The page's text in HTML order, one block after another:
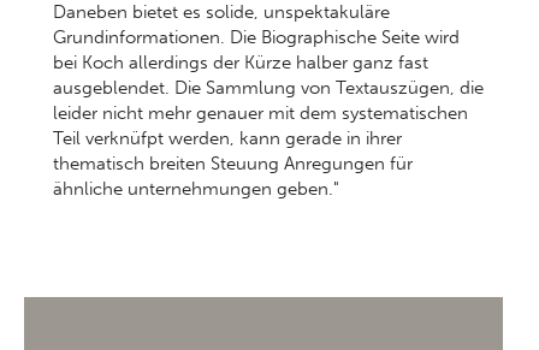
Daneben bietet es solide, unspektakuläre
Grundinformationen. Die Biographische Seite wird
bei Koch allerdings der Kürze halber ganz fast
ausgeblendet. Die Sammlung von Textauszügen, die
leider nicht mehr genauer mit dem systematischen
Teil verknüfpt werden, kann gerade in ihrer
thematisch breiten Steuung Anregungen für
ähnliche unternehmungen geben."